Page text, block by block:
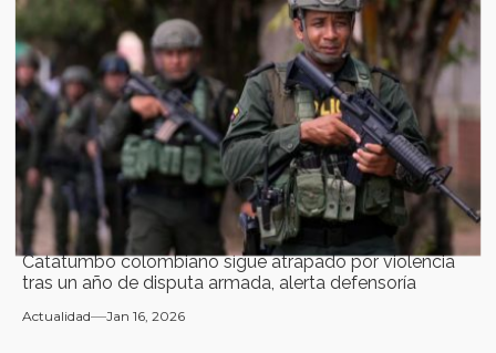
Catatumbo colombiano sigue atrapado por violencia
tras un año de disputa armada, alerta defensoría
Actualidad Jan 16, 2026